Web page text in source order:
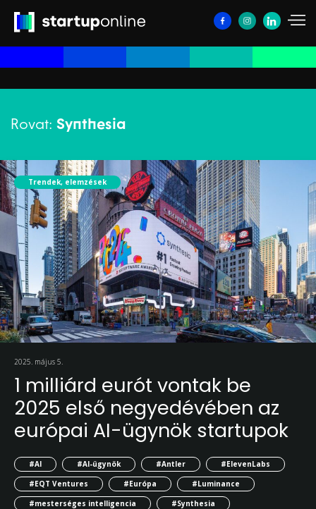
Rovat: Synthesia
Trendek, elemzések
2025. május 5.
1 milliárd eurót vontak be
2025 első negyedévében az
európai AI-ügynök startupok
#AI #AI-ügynök #Antler
#ElevenLabs
#EQT Ventures
#Európa
#Luminance
#mesterséges intelligencia
#Synthesia